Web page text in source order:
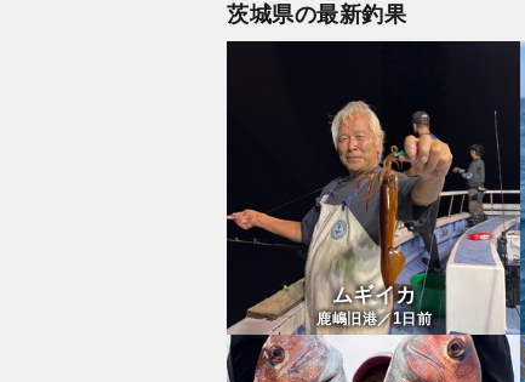
茨城県の最新釣果
ムギイカ
鹿嶋旧港／1日前